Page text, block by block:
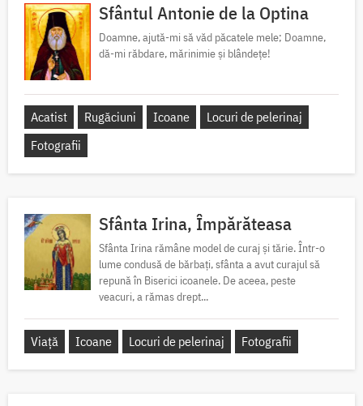
Sfântul Antonie de la Optina
Doamne, ajută-mi să văd păcatele mele; Doamne,
dă-mi răbdare, mărinimie şi blândeţe!
Acatist Rugăciuni Icoane
Locuri de pelerinaj
Fotografii
Sfânta Irina, Împărăteasa
Sfânta Irina rămâne model de curaj și tărie. Într-o
lume condusă de bărbați, sfânta a avut curajul să
repună în Biserici icoanele. De aceea, peste
veacuri, a rămas drept...
Viață Icoane Locuri de pelerinaj Fotografii